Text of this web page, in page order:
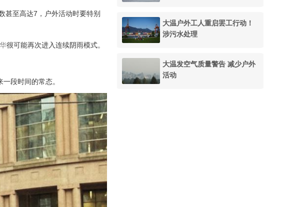
甚至高达7，户外活动时要特别
很可能再次进入连续阴雨模式。
段时间的常态。
大温户外工人重启罢工行动！
涉污水处理
大温发空气质量警告 减少户外
活动